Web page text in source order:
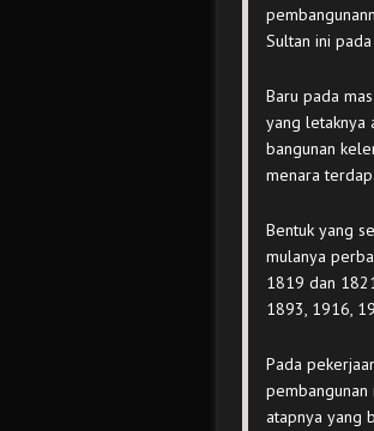
Sultan ini
Baru pada
yang letaknya
bangunan
menara
Bentuk yang
mulanya
1819 dan
1893, 1916,
Pada
pembangunan
atapnya yang